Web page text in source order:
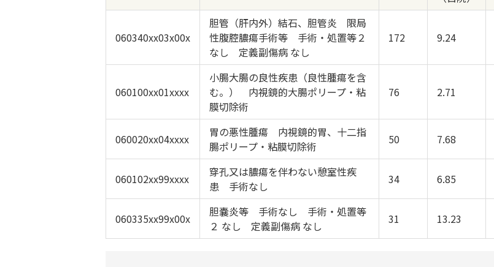
060340xx03x00x
胆管（肝内外）結石、胆管炎 限局
性腹腔膿瘍手術等 手術・処置等２
なし 定義副傷病 なし
172 9.24
060100xx01xxxx
小腸大腸の良性疾患（良性腫瘍を含
む。） 内視鏡的大腸ポリープ・粘
膜切除術
76 2.71
060020xx04xxxx
胃の悪性腫瘍 内視鏡的胃、十二指
腸ポリープ・粘膜切除術
50 7.68
060102xx99xxxx
穿孔又は膿瘍を伴わない憩室性疾
患 手術なし
34 6.85
060335xx99x00x
胆嚢炎等 手術なし 手術・処置等
２ なし 定義副傷病 なし
31 13.23